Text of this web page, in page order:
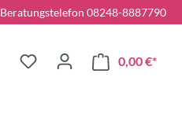
Beratungstelefon 08248-8887790
0,00 €*